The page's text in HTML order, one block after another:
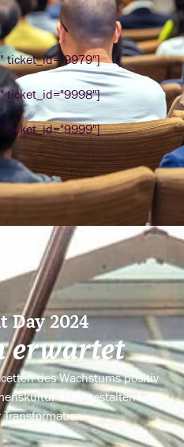
ticket_id="9979"]
ticket_id="9998"]
ticket_id="9999"]
Day 2024
erwartet
des Wachstums positiv
aktiv gestalten und